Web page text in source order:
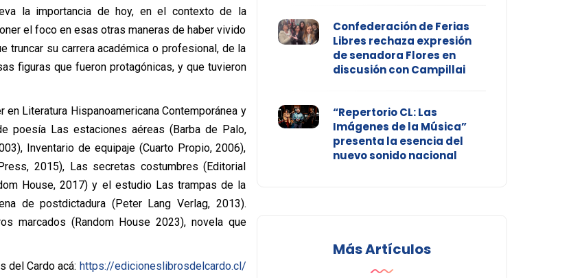
la importancia de hoy, en el contexto de la
el foco en esas otras maneras de haber vivido
truncar su carrera académica o profesional, de la
figuras que fueron protagónicas, y que tuvieron
Literatura Hispanoamericana Contemporánea y
poesía Las estaciones aéreas (Barba de Palo,
Inventario de equipaje (Cuarto Propio, 2006),
2015), Las secretas costumbres (Editorial
House, 2017) y el estudio Las trampas de la
de postdictadura (Peter Lang Verlag, 2013).
marcados (Random House 2023), novela que
del Cardo acá: https://edicioneslibrosdelcardo.cl/
Confederación de Ferias
Libres rechaza expresión
de senadora Flores en
discusión con Campillai
“Repertorio CL: Las
Imágenes de la Música”
presenta la esencia del
nuevo sonido nacional
Más Artículos